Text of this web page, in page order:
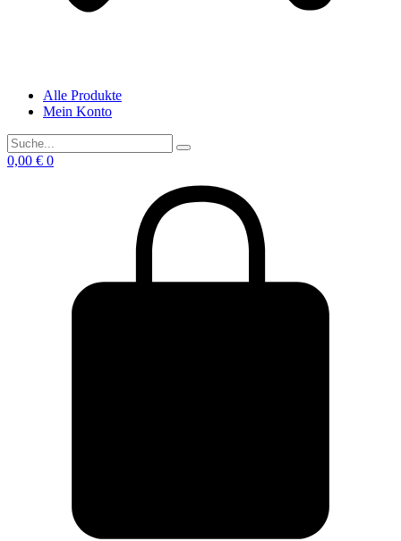
Alle Produkte
Mein Konto
0,00 € 0